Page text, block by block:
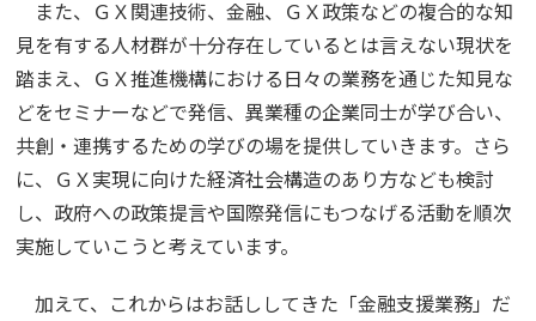
また、ＧＸ関連技術、金融、ＧＸ政策などの複合的な知
見を有する人材群が十分存在しているとは言えない現状を
踏まえ、ＧＸ推進機構における日々の業務を通じた知見な
どをセミナーなどで発信、異業種の企業同士が学び合い、
共創・連携するための学びの場を提供していきます。さら
に、ＧＸ実現に向けた経済社会構造のあり方なども検討
し、政府への政策提言や国際発信にもつなげる活動を順次
実施していこうと考えています。
加えて、これからはお話ししてきた「金融支援業務」だ